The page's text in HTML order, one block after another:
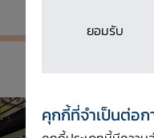
ยอมรับ
คุกกี้ที่จำเป็นต่อก